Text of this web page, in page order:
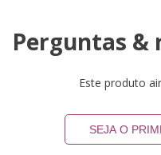
Perguntas &
Este produto
SEJA O